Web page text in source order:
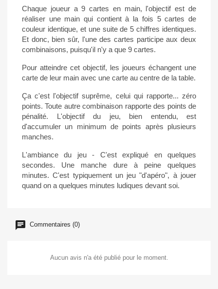
Chaque joueur a 9 cartes en main, l'objectif est de
réaliser une main qui contient à la fois 5 cartes de
couleur identique, et une suite de 5 chiffres identiques.
Et donc, bien sûr, l'une des cartes participe aux deux
combinaisons, puisqu'il n'y a que 9 cartes.
Pour atteindre cet objectif, les joueurs échangent une
carte de leur main avec une carte au centre de la table.
Ça c'est l'objectif suprême, celui qui rapporte... zéro
points. Toute autre combinaison rapporte des points de
pénalité. L'objectif du jeu, bien entendu, est
d'accumuler un minimum de points après plusieurs
manches.
L'ambiance du jeu - C'est expliqué en quelques
secondes. Une manche dure à peine quelques
minutes. C'est typiquement un jeu "d'apéro", à jouer
quand on a quelques minutes ludiques devant soi.
Commentaires (0)
Aucun avis n'a été publié pour le moment.